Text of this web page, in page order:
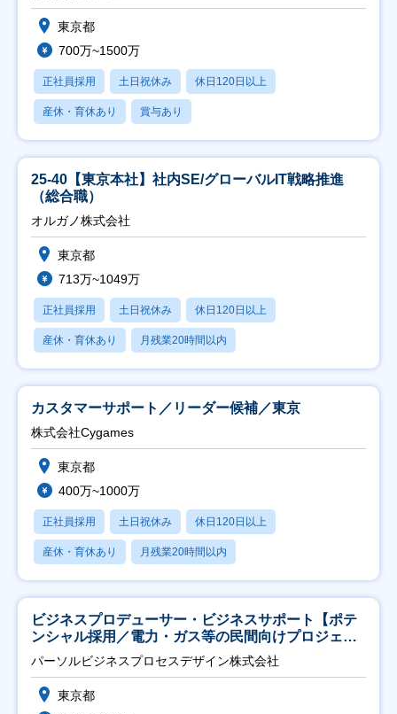
東京都
700万~1500万
正社員採用 土日祝休み 休日120日以上
産休・育休あり 賞与あり
25-40【東京本社】社内SE/グローバルIT戦略推進
（総合職）
オルガノ株式会社
東京都
713万~1049万
正社員採用 土日祝休み 休日120日以上
産休・育休あり 月残業20時間以内
カスタマーサポート／リーダー候補／東京
株式会社Cygames
東京都
400万~1000万
正社員採用 土日祝休み 休日120日以上
産休・育休あり 月残業20時間以内
ビジネスプロデューサー・ビジネスサポート【ポテ
ンシャル採用／電力・ガス等の民間向けプロジェク
ト推進】
パーソルビジネスプロセスデザイン株式会社
東京都